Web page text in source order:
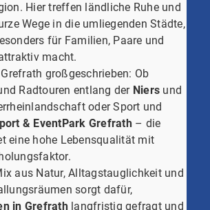
Hier treffen ländliche Ruhe und
Wege in die umliegenden Städte,
für Familien, Paare und
macht.
großgeschrieben: Ob
Radtouren entlang der Niers und
oder Sport und
& EventPark Grefrath– die
eine hohe Lebensqualität mit
aus Natur, Alltagstauglichkeit und
sorgt dafür,
in Grefrathlangfristig gefragt und